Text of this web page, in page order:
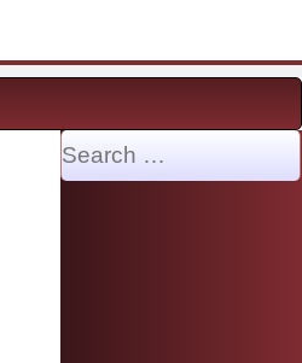
Search